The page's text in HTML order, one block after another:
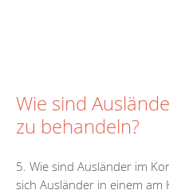
Wie sind
zu behandeln?
5. Wie sind Ausländer im
sich Ausländer in einem am